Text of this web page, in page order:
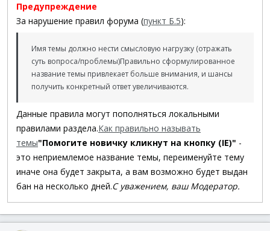
Предупреждение
За нарушение правил форума (пункт Б.5):
Имя темы должно нести смысловую нагрузку (отражать
суть вопроса/проблемы)Правильно сформулированное
название темы привлекает больше внимания, и шансы
получить конкретный ответ увеличиваются.
Данные правила могут пополняться локальными
правилами раздела.Как правильно называть
темы"Помогите новичку кликнут на кнопку (IE)" -
это неприемлемое название темы, переименуйте тему
иначе она будет закрыта, а вам возможно будет выдан
бан на несколько дней.С уважением, ваш Модератор.